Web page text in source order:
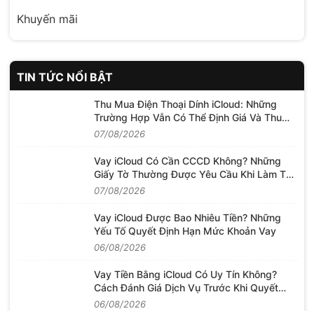
Khuyến mãi
TIN TỨC NỔI BẬT
Thu Mua Điện Thoại Dính iCloud: Những
Trường Hợp Vẫn Có Thể Định Giá Và Thu
Mua
07/08/2026
Vay iCloud Có Cần CCCD Không? Những
Giấy Tờ Thường Được Yêu Cầu Khi Làm Thủ
Tục
07/08/2026
Vay iCloud Được Bao Nhiêu Tiền? Những
Yếu Tố Quyết Định Hạn Mức Khoản Vay
06/08/2026
Vay Tiền Bằng iCloud Có Uy Tín Không?
Cách Đánh Giá Dịch Vụ Trước Khi Quyết
Định
06/08/2026